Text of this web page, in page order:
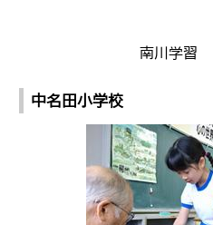
南川学習
中名田小学校